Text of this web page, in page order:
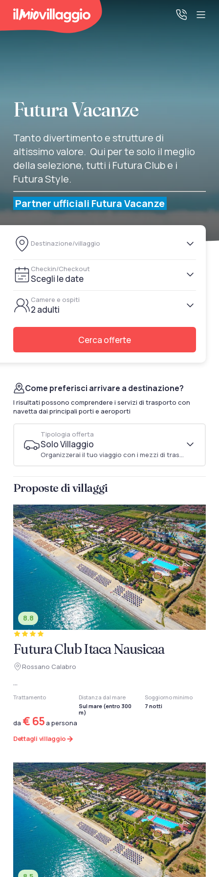
IMV Club
La tua area riservata
Accedi alla tua area riservata per vedere i tuoi preventivi
e le tue pratiche, gestire i pagamenti e scaricare i tuoi
documenti di viaggio.
Accedi / Registrati
Futura Vacanze
Tanto divertimento e strutture di
altissimo valore. Qui per te solo il meglio
della selezione, tutti i Futura Club e i
Futura Style.
Partner ufficiali Futura Vacanze
Destinazione/villaggio
Checkin/Checkout
Scegli le date
Camere e ospiti
2 adulti
Cerca offerte
Come preferisci arrivare a destinazione?
I risultati possono comprendere i servizi di trasporto con
navetta dai principali porti e aeroporti
Tipologia offerta
Solo Villaggio
Organizzerai il tuo viaggio con i mezzi di trasporto che preferisci
Proposte di villaggi
8.8
Futura Club Itaca Nausicaa
Rossano Calabro
...
Trattamento
Distanza dal mare
Sul mare (entro 300
m)
Soggiorno minimo
7 notti
da € 65a persona
Dettagli villaggio